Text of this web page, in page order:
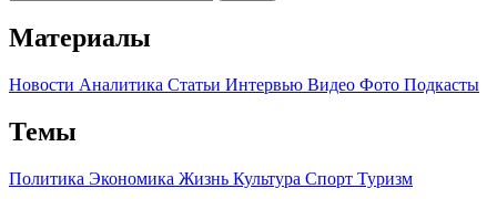
Материалы
Новости Аналитика Статьи Интервью Видео Фото Подкасты
Темы
Политика Экономика Жизнь Культура Спорт Туризм